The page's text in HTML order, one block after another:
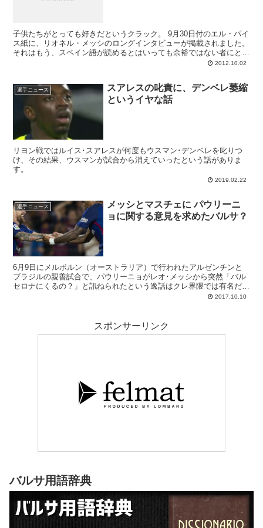
子供たちがとっても好きだというクラック。 9月30日付のエル・パイ
ス紙に、リオネル・メッシのロングインタビューが掲載されました。
それはもう、スペイン語が読めるとはいっても余裕ではない者にとっ
2012.10.02
選手ニュース
スアレスの叱責に、デンベレ萎縮
というイヤな話
リヨン戦ではルイス･スアレスが何度もウスマン･デンベレを叱りつ
け、その結果、ウスマンが試合から消えていったという話がありま
す。
2019.02.22
選手ニュース
メッシとマスチェに パウリーニ
ョに関する意見を求めたバルサ？
6月9日にメルボルン（オーストラリア）で行われたアルゼンチンと
ブラジルの親善試合で、パウリーニョがレオ･メッシから突然「バル
セロナにくるの？」と訊ねられたという逸話はクレ界隈では有名だと
2017.10.10
スポンサーリンク
バルサ用語辞典